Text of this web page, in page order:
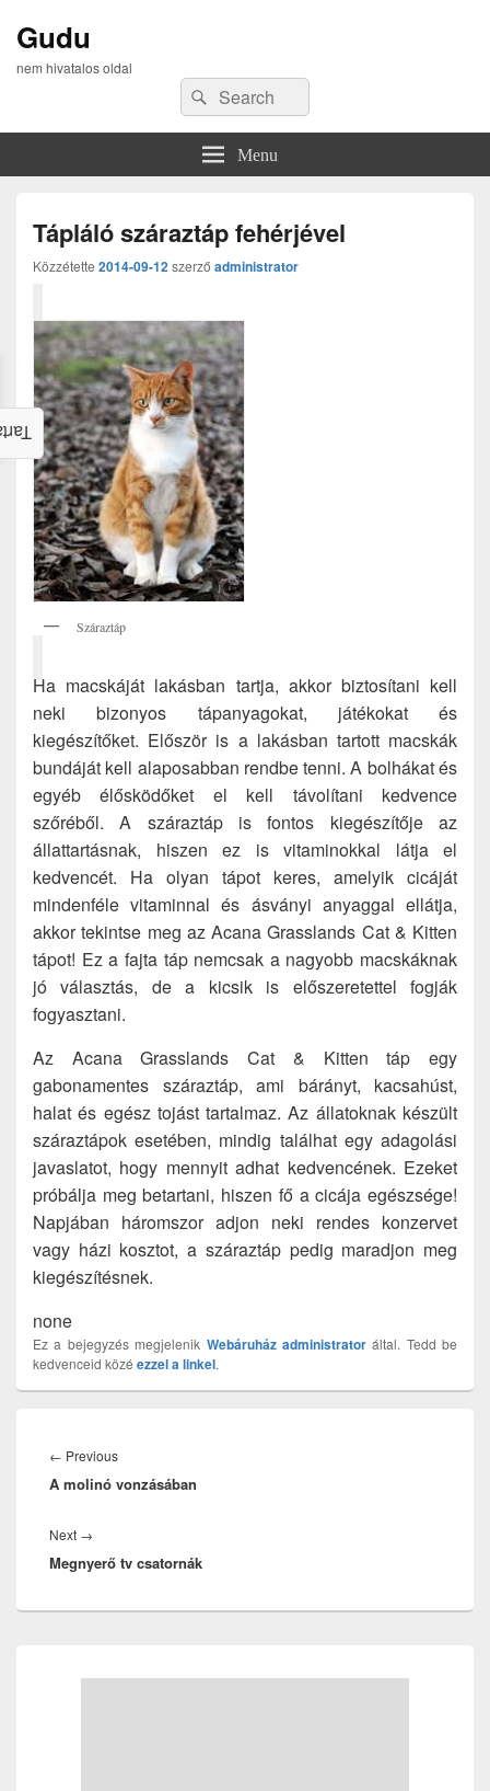
Gudu
nem hivatalos oldal
Search
for:
Search
Menu
Tápláló száraztáp fehérjével
Közzétette 2014-09-12szerző administrator
Száraztáp
Ha macskáját lakásban tartja, akkor biztosítani kell
neki bizonyos tápanyagokat, játékokat és
kiegészítőket. Először is a lakásban tartott macskák
bundáját kell alaposabban rendbe tenni. A bolhákat és
egyéb élősködőket el kell távolítani kedvence
szőréből. A száraztáp is fontos kiegészítője az
állattartásnak, hiszen ez is vitaminokkal látja el
kedvencét. Ha olyan tápot keres, amelyik cicáját
mindenféle vitaminnal és ásványi anyaggal ellátja,
akkor tekintse meg az Acana Grasslands Cat & Kitten
tápot! Ez a fajta táp nemcsak a nagyobb macskáknak
jó választás, de a kicsik is előszeretettel fogják
fogyasztani.
Az Acana Grasslands Cat & Kitten táp egy
gabonamentes száraztáp, ami bárányt, kacsahúst,
halat és egész tojást tartalmaz. Az állatoknak készült
száraztápok esetében, mindig találhat egy adagolási
javaslatot, hogy mennyit adhat kedvencének. Ezeket
próbálja meg betartani, hiszen fő a cicája egészsége!
Napjában háromszor adjon neki rendes konzervet
vagy házi kosztot, a száraztáp pedig maradjon meg
kiegészítésnek.
none
Ez a bejegyzés megjelenik Webáruház administratoráltal. Tedd be
kedvenceid közé ezzel a linkel.
navigáció
← PreviousPrevious
post:
A molinó vonzásában
Next →
post:
Megnyerő tv csatornák